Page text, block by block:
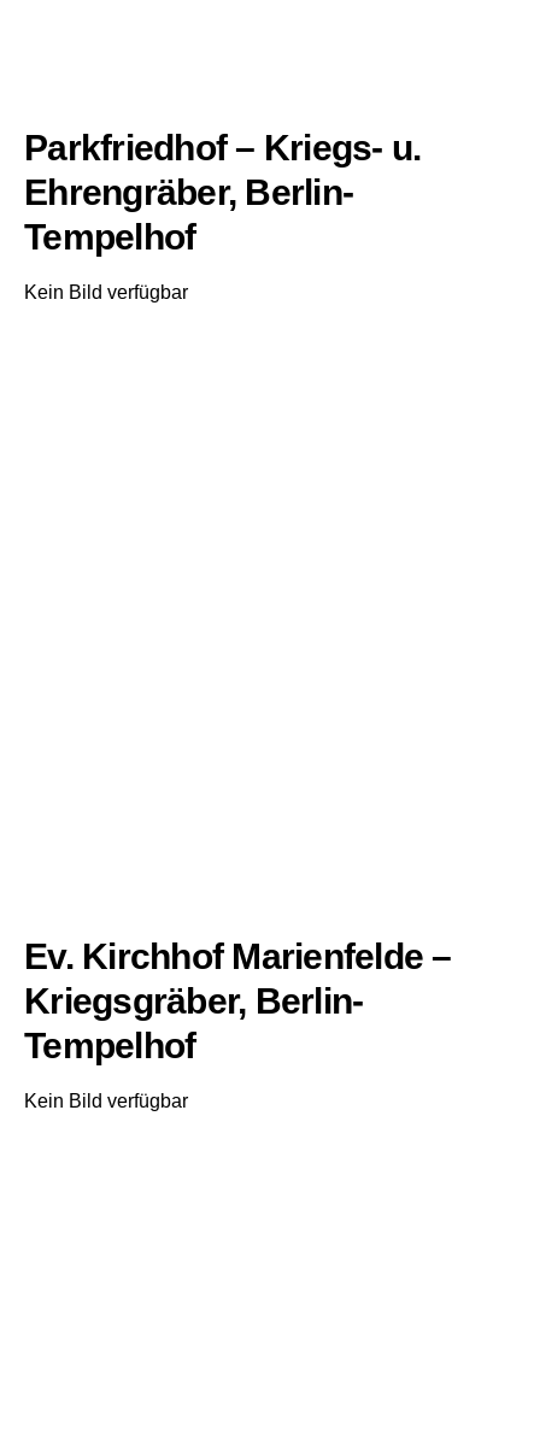
Parkfriedhof – Kriegs- u.
Ehrengräber, Berlin-
Tempelhof
Kein Bild verfügbar
Ev. Kirchhof Marienfelde –
Kriegsgräber, Berlin-
Tempelhof
Kein Bild verfügbar